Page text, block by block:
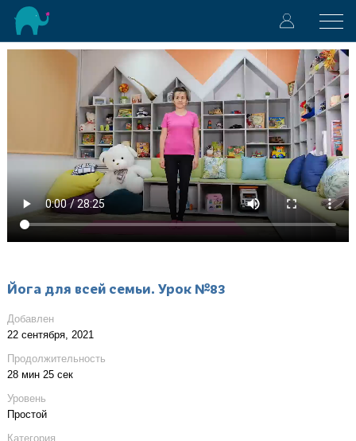
Йога для всей семьи. Урок №83
Добавлен
22 сентября, 2021
Продолжительность
28 мин 25 сек
Уровень
Простой
Категория